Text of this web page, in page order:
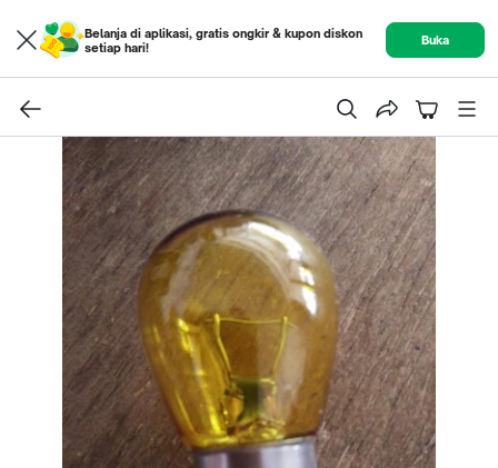
Belanja di aplikasi, gratis ongkir & kupon diskon
setiap hari!
Buka